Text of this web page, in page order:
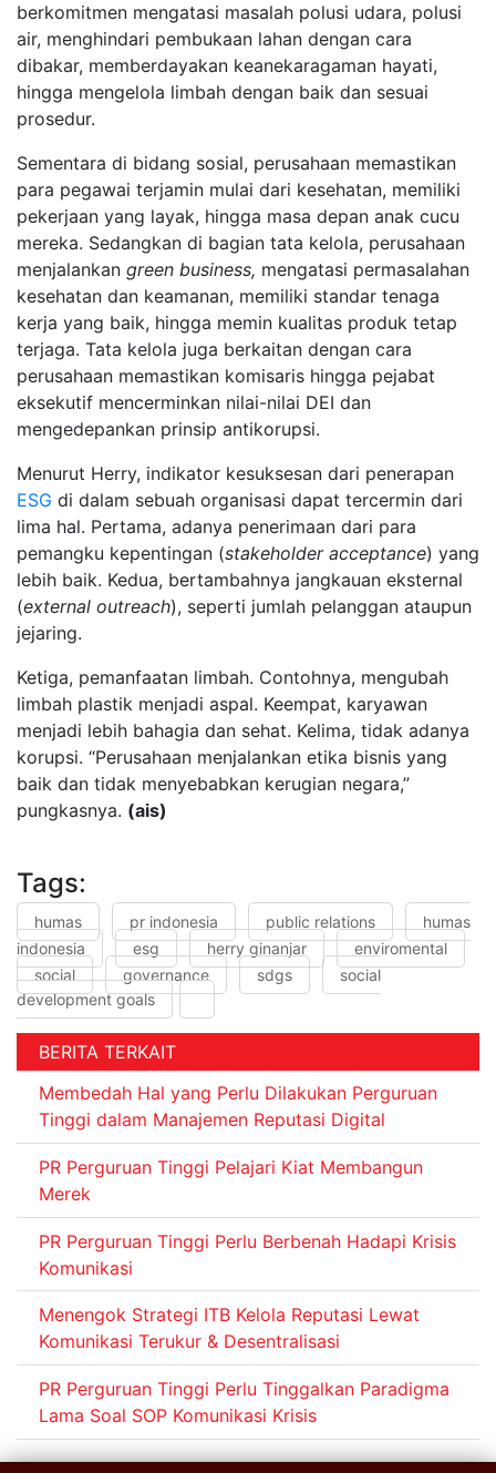
berkomitmen mengatasi masalah polusi udara, polusi
air, menghindari pembukaan lahan dengan cara
dibakar, memberdayakan keanekaragaman hayati,
hingga mengelola limbah dengan baik dan sesuai
prosedur.
Sementara di bidang sosial, perusahaan memastikan
para pegawai terjamin mulai dari kesehatan, memiliki
pekerjaan yang layak, hingga masa depan anak cucu
mereka. Sedangkan di bagian tata kelola, perusahaan
menjalankan green business, mengatasi permasalahan
kesehatan dan keamanan, memiliki standar tenaga
kerja yang baik, hingga memin kualitas produk tetap
terjaga. Tata kelola juga berkaitan dengan cara
perusahaan memastikan komisaris hingga pejabat
eksekutif mencerminkan nilai-nilai DEI dan
mengedepankan prinsip antikorupsi.
Menurut Herry, indikator kesuksesan dari penerapan
ESG di dalam sebuah organisasi dapat tercermin dari
lima hal. Pertama, adanya penerimaan dari para
pemangku kepentingan (stakeholder acceptance) yang
lebih baik. Kedua, bertambahnya jangkauan eksternal
(external outreach), seperti jumlah pelanggan ataupun
jejaring.
Ketiga, pemanfaatan limbah. Contohnya, mengubah
limbah plastik menjadi aspal. Keempat, karyawan
menjadi lebih bahagia dan sehat. Kelima, tidak adanya
korupsi. “Perusahaan menjalankan etika bisnis yang
baik dan tidak menyebabkan kerugian negara,”
pungkasnya. (ais)
Tags:
humas pr indonesia public relations
humas
indonesia
esg herry ginanjar
enviromental
social
governance sdgs
social
development goals
BERITA TERKAIT
Membedah Hal yang Perlu Dilakukan Perguruan
Tinggi dalam Manajemen Reputasi Digital
PR Perguruan Tinggi Pelajari Kiat Membangun
Merek
PR Perguruan Tinggi Perlu Berbenah Hadapi Krisis
Komunikasi
Menengok Strategi ITB Kelola Reputasi Lewat
Komunikasi Terukur & Desentralisasi
PR Perguruan Tinggi Perlu Tinggalkan Paradigma
Lama Soal SOP Komunikasi Krisis